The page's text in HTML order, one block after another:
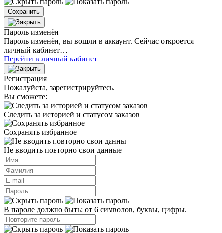
Сохранить
Пароль изменён
Пароль изменён, вы вошли в аккаунт. Сейчас откроется
личный кабинет…
Перейти в личный кабинет
Регистрация
Пожалуйста, зарегистрируйтесь.
Вы сможете:
Следить за историей и статусом заказов
Сохранять избранное
Не вводить повторно свои данные
В пароле должно быть: от 6 символов, буквы, цифры.